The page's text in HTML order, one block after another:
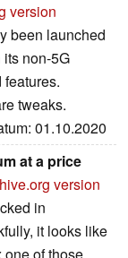
version
been launched
non-5G
tweaks.
01.10.2020
at a price
version
in
it looks like
of those